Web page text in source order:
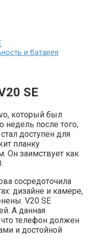
и батарея
SE
который был
недель после того,
доступен для
планку
Он заимствует как
сосредоточила
дизайне и камере,
V20 SE
А данная
телефон должен
и достойной